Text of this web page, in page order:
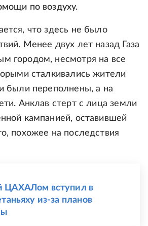
по воздуху.
что здесь не было
Менее двух лет назад Газа
городом, несмотря на все
сталкивались жители
были переполнены, а на
Анклав стерт с лица земли
кампанией, оставившей
похожее на последствия
ЦАХАЛом вступил в
из-за планов